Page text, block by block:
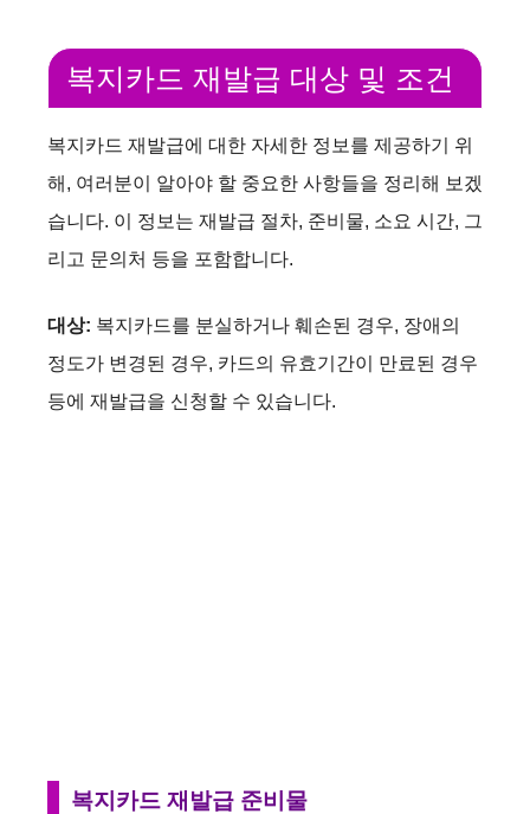
복지카드 재발급 대상 및 조건
복지카드 재발급에 대한 자세한 정보를 제공하기 위
해, 여러분이 알아야 할 중요한 사항들을 정리해 보겠
습니다. 이 정보는 재발급 절차, 준비물, 소요 시간, 그
리고 문의처 등을 포함합니다.
대상: 복지카드를 분실하거나 훼손된 경우, 장애의
정도가 변경된 경우, 카드의 유효기간이 만료된 경우
등에 재발급을 신청할 수 있습니다.
복지카드 재발급 준비물